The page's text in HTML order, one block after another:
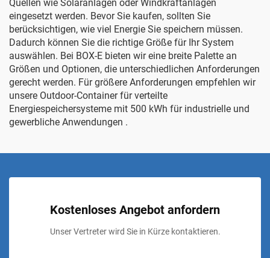
Quellen wie Solaranlagen oder Windkraftanlagen
eingesetzt werden. Bevor Sie kaufen, sollten Sie
berücksichtigen, wie viel Energie Sie speichern müssen.
Dadurch können Sie die richtige Größe für Ihr System
auswählen. Bei BOX-E bieten wir eine breite Palette an
Größen und Optionen, die unterschiedlichen Anforderungen
gerecht werden. Für größere Anforderungen empfehlen wir
unsere Outdoor-Container für verteilte
Energiespeichersysteme mit 500 kWh für industrielle und
gewerbliche Anwendungen .
Kostenloses Angebot anfordern
Unser Vertreter wird Sie in Kürze kontaktieren.